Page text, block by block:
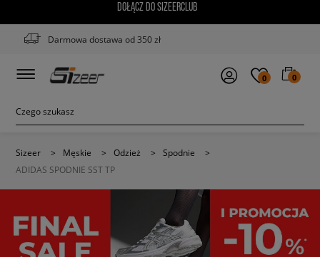
DOŁĄCZ DO SIZEERCLUB
Darmowa dostawa od 350 zł
0 0
Sizeer > Męskie > Odzież > Spodnie
>
ADIDAS SPODNIE SST TP